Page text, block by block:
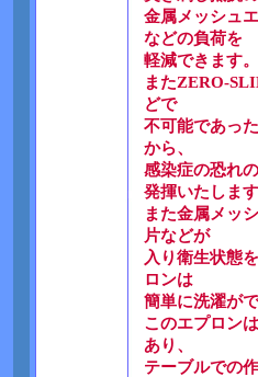
金属メッシュ
などの負荷を
軽減できます。
またZERO-
どで
不可能であっ
から、
感染症の恐れ
発揮いたしま
また金属メッ
片などが
入り衛生状態
ロンは
簡単に洗濯が
このエプロン
あり、
テーブルでの